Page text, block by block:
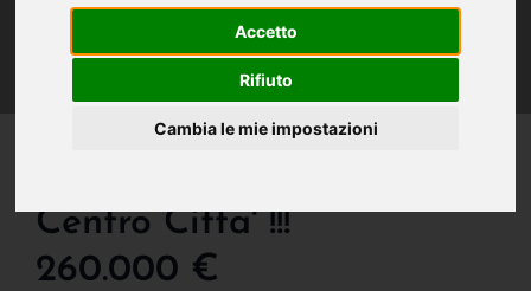
Accetto
Rifiuto
Cambia le mie impostazioni
Centro Citta' !!!
260.000 €